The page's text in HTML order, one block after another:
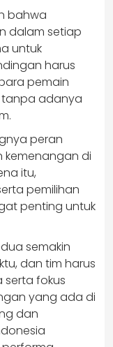
bahwa
dalam setiap
untuk
harus
pemain
tanpa adanya
peran
kemenangan di
itu,
pemilihan
penting untuk
semakin
dan tim harus
fokus
yang ada di
dan